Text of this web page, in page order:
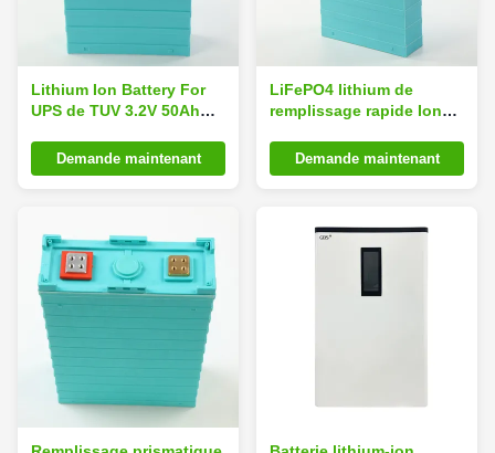
Lithium Ion Battery For
UPS de TUV 3.2V 50Ah
Demande maintenant
LiFePO4 lithium de
remplissage rapide Ion
Demande maintenant